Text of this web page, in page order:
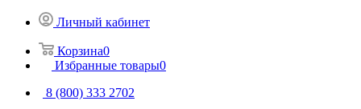
Личный кабинет
Корзина0
Избранные товары0
8 (800) 333 2702